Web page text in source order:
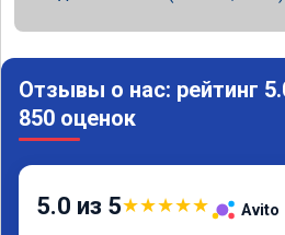
Отзывы о нас: рейтинг
850 оценок
5.0 из 5★★★★★ Avito